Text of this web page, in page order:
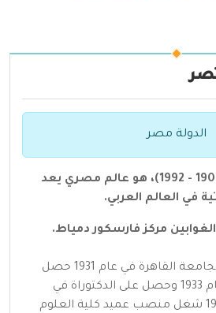
الدولة مصر
عبد الحليم منتصر (1908 - 1992)، هو عالم مصري يعد
في العالم العربي.
تخرج من كلية العلوم بجامعة القاهرة في عام 1931 حصل
على درجة الماجستير عام 1933 وحصل على الدكتوراة في
فلسفة العلوم عام 1938 شغل منصب عميد كلية العلوم